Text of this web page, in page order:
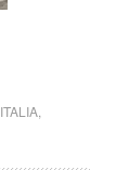
ITALIA,